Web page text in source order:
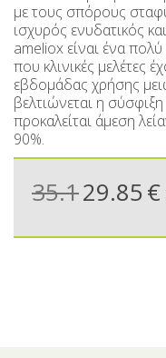
με τους σπόρους
ισχυρός ενυδατικός
ameliox είναι ένα
που κλινικές μελέτες
εβδομάδας χρήσης
βελτιώνεται η
προκαλείται άμεση
90%.
35.129.85 €